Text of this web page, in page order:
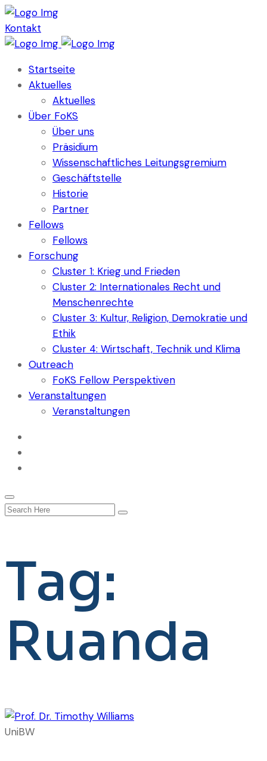
Kontakt
Startseite
Aktuelles
Aktuelles
Über FoKS
Über uns
Präsidium
Wissenschaftliches Leitungsgremium
Geschäftstelle
Historie
Partner
Fellows
Fellows
Forschung
Cluster 1: Krieg und Frieden
Cluster 2: Internationales Recht und
Menschenrechte
Cluster 3: Kultur, Religion, Demokratie und
Ethik
Cluster 4: Wirtschaft, Technik und Klima
Outreach
FoKS Fellow Perspektiven
Veranstaltungen
Veranstaltungen
Tag:
Ruanda
UniBW